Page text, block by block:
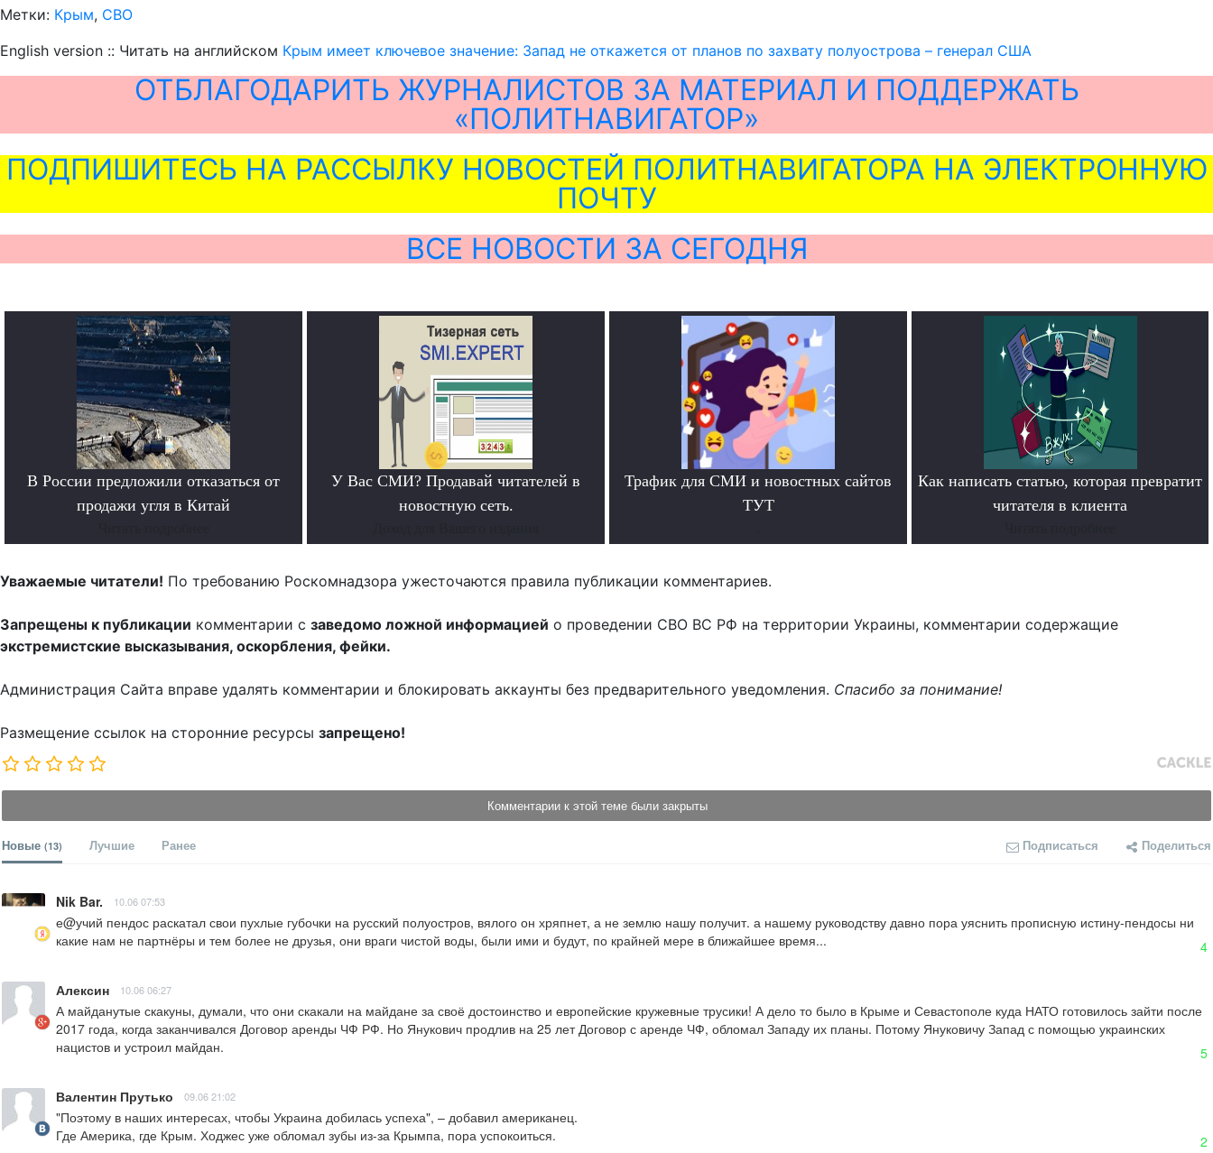
Метки: Крым, СВО
English version :: Читать на английском Крым имеет ключевое значение: Запад не откажется от планов по захвату полуострова – генерал США
ОТБЛАГОДАРИТЬ ЖУРНАЛИСТОВ ЗА МАТЕРИАЛ И ПОДДЕРЖАТЬ
«ПОЛИТНАВИГАТОР»
ПОДПИШИТЕСЬ НА РАССЫЛКУ НОВОСТЕЙ ПОЛИТНАВИГАТОРА НА ЭЛЕКТРОННУЮ
ПОЧТУ
ВСЕ НОВОСТИ ЗА СЕГОДНЯ
В России предложили отказаться от
продажи угля в Китай
У Вас СМИ? Продавай читателей в
новостную сеть.
Трафик для СМИ и новостных сайтов
ТУТ
Как написать статью, которая превратит
читателя в клиента
Уважаемые читатели! По требованию Роскомнадзора ужесточаются правила публикации комментариев.
Запрещены к публикации комментарии с заведомо ложной информацией о проведении СВО ВС РФ на территории Украины, комментарии содержащие
экстремистские высказывания, оскорбления, фейки.
Администрация Сайта вправе удалять комментарии и блокировать аккаунты без предварительного уведомления. Спасибо за понимание!
Размещение ссылок на сторонние ресурсы запрещено!
Комментарии к этой теме были закрыты
Новые (13) Лучшие Ранее Подписаться Поделиться
Nik Bar. 10.06 07:53
е@учий пендос раскатал свои пухлые губочки на русский полуостров, вялого он хряпнет, а не землю нашу получит. а нашему руководству давно пора уяснить прописную истину-пендосы ни
какие нам не партнёры и тем более не друзья, они враги чистой воды, были ими и будут, по крайней мере в ближайшее время...
4
Алексин 10.06 06:27
А майданутые скакуны, думали, что они скакали на майдане за своё достоинство и европейские кружевные трусики! А дело то было в Крыме и Севастополе куда НАТО готовилось зайти после
2017 года, когда заканчивался Договор аренды ЧФ РФ. Но Янукович продлив на 25 лет Договор с аренде ЧФ, обломал Западу их планы. Потому Януковичу Запад с помощью украинских
нацистов и устроил майдан.
5
Валентин Прутько 09.06 21:02
"Поэтому в наших интересах, чтобы Украина добилась успеха", – добавил американец.
Где Америка, где Крым. Ходжес уже обломал зубы из-за Крымпа, пора успокоиться.
2